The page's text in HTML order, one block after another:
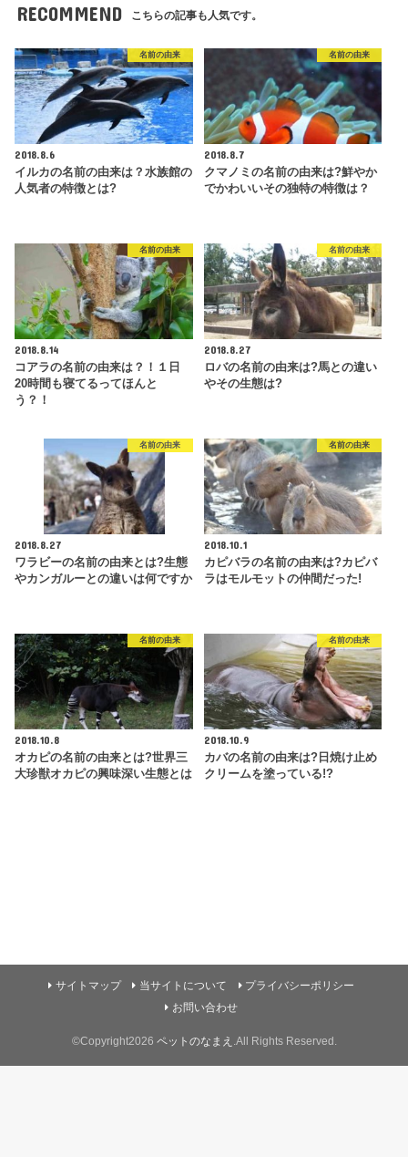
RECOMMEND こちらの記事も人気です。
名前の由来
2018.8.6
イルカの名前の由来は？水族館の
人気者の特徴とは?
名前の由来
2018.8.7
クマノミの名前の由来は?鮮やか
でかわいいその独特の特徴は？
名前の由来
2018.8.14
コアラの名前の由来は？！１日
20時間も寝てるってほんと
う？！
名前の由来
2018.8.27
ロバの名前の由来は?馬との違い
やその生態は?
名前の由来
2018.8.27
ワラビーの名前の由来とは?生態
やカンガルーとの違いは何ですか
名前の由来
2018.10.1
カピバラの名前の由来は?カピバ
ラはモルモットの仲間だった!
名前の由来
2018.10.8
オカピの名前の由来とは?世界三
大珍獣オカピの興味深い生態とは
名前の由来
2018.10.9
カバの名前の由来は?日焼け止め
クリームを塗っている!?
サイトマップ 当サイトについて
プライバシーポリシー
お問い合わせ
©Copyright2026 ペットのなまえ .All Rights Reserved.